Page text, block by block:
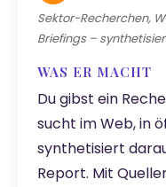
Sektor-Recherchen,
Briefings –
WAS ER MACHT
Du gibst ein
sucht im Web, in
synthetisiert
Report. Mit